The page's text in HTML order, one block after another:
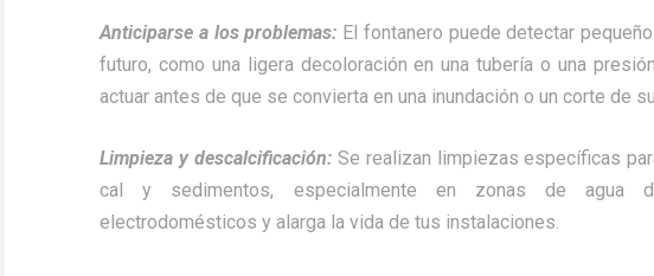
Anticiparse a los problemas: El fontanero puede detectar
futuro, como una ligera decoloración en una tubería o una
actuar antes de que se convierta en una inundación o un corte de
Limpieza y descalcificación: Se realizan limpiezas específicas
cal y sedimentos, especialmente en zonas de agua
electrodomésticos y alarga la vida de tus instalaciones.